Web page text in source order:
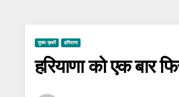
मुख्य ख़बरें हरियाणा
हरियाणा को एक बार